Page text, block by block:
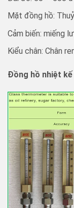
Mặt đồng hồ:
Cảm biến: miếng
Kiểu chân: Chân
Đồng hồ nhiệt kế